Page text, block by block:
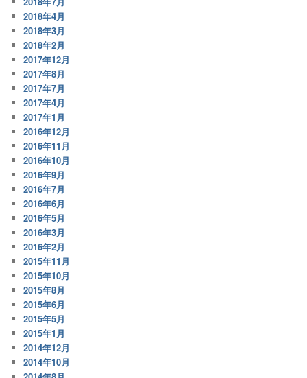
2018年4月
2018年3月
2018年2月
2017年12月
2017年8月
2017年7月
2017年4月
2017年1月
2016年12月
2016年11月
2016年10月
2016年9月
2016年7月
2016年6月
2016年5月
2016年3月
2016年2月
2015年11月
2015年10月
2015年8月
2015年6月
2015年5月
2015年1月
2014年12月
2014年10月